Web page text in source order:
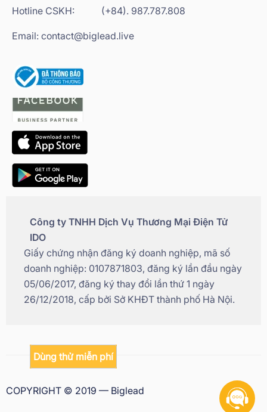
Dùng thử miễn phí
Hotline CSKH:
(+84). 987.787.808
Email: contact@biglead.live
Công ty TNHH Dịch Vụ Thương Mại Điện Tử
IDO
Giấy chứng nhận đăng ký doanh nghiệp, mã số
doanh nghiệp: 0107871803, đăng ký lần đầu ngày
05/06/2017, đăng ký thay đổi lần thứ 1 ngày
26/12/2018, cấp bởi Sở KHĐT thành phố Hà Nội.
COPYRIGHT © 2019 — Biglead